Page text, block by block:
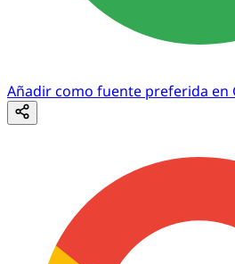
Añadir como fuente preferida en